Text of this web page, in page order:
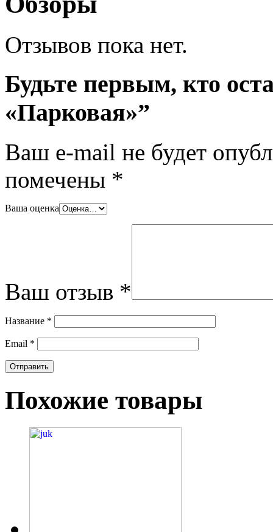
Отзывов пока нет.
Будьте первым, кто
«Парковая»”
Ваш e-mail не будет
помечены *
Ваша оценка
Ваш отзыв *
Название *
Email *
Похожие товары